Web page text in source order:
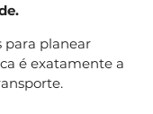
para planear
é exatamente a